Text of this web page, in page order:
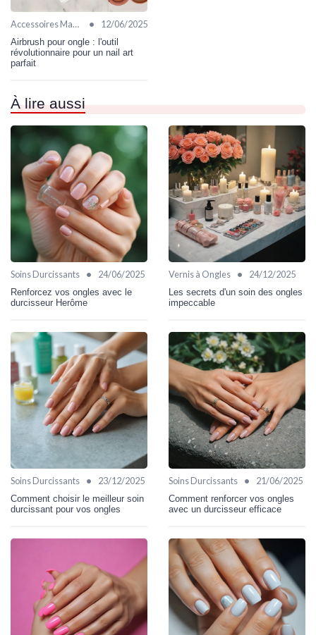
Accessoires Manucure • 12/06/2025
Airbrush pour ongle : l'outil
révolutionnaire pour un nail art
parfait
À lire aussi
Soins Durcissants • 24/06/2025
Renforcez vos ongles avec le
durcisseur Herôme
Vernis à Ongles • 24/12/2025
Les secrets d'un soin des ongles
impeccable
Soins Durcissants • 23/12/2025
Comment choisir le meilleur soin
durcissant pour vos ongles
Soins Durcissants • 21/06/2025
Comment renforcer vos ongles
avec un durcisseur efficace